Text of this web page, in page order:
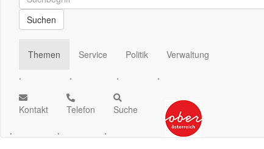
Suchen
Themen
.
Service
.
Politik
.
Verwaltung
.
Kontakt
.
Telefon
.
Suche
.